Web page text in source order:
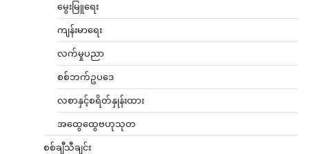
မွေးမြူရေး
ကျန်းမာရေး
လက်မှုပညာ
စစ်ဘက်ဥပဒေ
လစာနှင့်စရိတ်နှုန်းထား
အထွေထွေဗဟုသုတ
စစ်ချီသီချင်း